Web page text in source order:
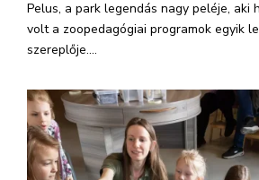
Pelus, a park legendás nagy peléje, aki
volt a zoopedagógiai programok egyik
szereplője....